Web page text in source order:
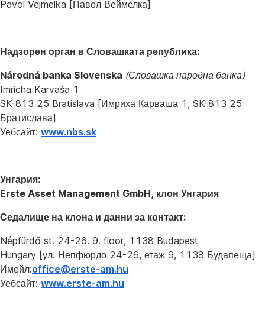
Pavol Vejmelka [Павол Веймелка]
Надзорен орган в Словашката република:
Národná banka Slovenska (Словашка народна банка)
Imricha Karvaša 1
SK-813 25 Bratislava [Имриха Карваша 1, SK-813 25
Братислава]
Уебсайт: www.nbs.sk
Унгария:
Erste Asset Management GmbH, клон Унгария
Седалище на клона и данни за контакт:
Népfürdő st. 24-26. 9. floor, 1138 Budapest
Hungary [ул. Непфюрдо 24-26, етаж 9, 1138 Будапеща]
Имейл:office@erste-am.hu
Уебсайт: www.erste-am.hu